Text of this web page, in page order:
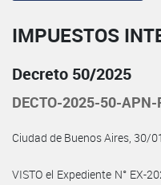
IMPUESTOS
Decreto 50/2025
DECTO-2025-50-
Ciudad de Buenos Aires, 30/
VISTO el Expediente N° EX-